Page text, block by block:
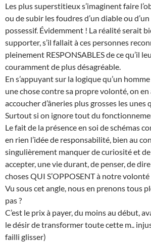
Les plus superstitieux s’imaginent faire
ou de subir les foudres d’un diable ou
possessif. Évidemment ! La réalité serait
supporter, s’il fallait à ces personnes
pleinement RESPONSABLES de ce qu’il
couramment de plus désagréable.
En s’appuyant sur la logique qu’un
une chose contre sa propre volonté, on
accoucher d’âneries plus grosses les unes
Surtout si on ignore tout du
Le fait de la présence en soi de schémas
en rien l’idée de responsabilité, bien au
singulièrement manquer de curiosité et
accepter, une vie durant, de penser, de
choses QUI S’OPPOSENT à notre volonté
Vu sous cet angle, nous en prenons tous
pas ?
C’est le prix à payer, du moins au début,
le désir de transformer toute cette m..
failli glisser)